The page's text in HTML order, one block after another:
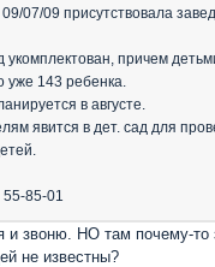
07/09 присутствовала
укомплектован, причем
уже 143 ребенка.
в августе.
явится в дет. сад для
85-01
и звоню. НО там почему-то
не известны?